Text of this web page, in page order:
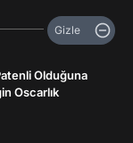
Gizle
Olduğuna
Oscarlık